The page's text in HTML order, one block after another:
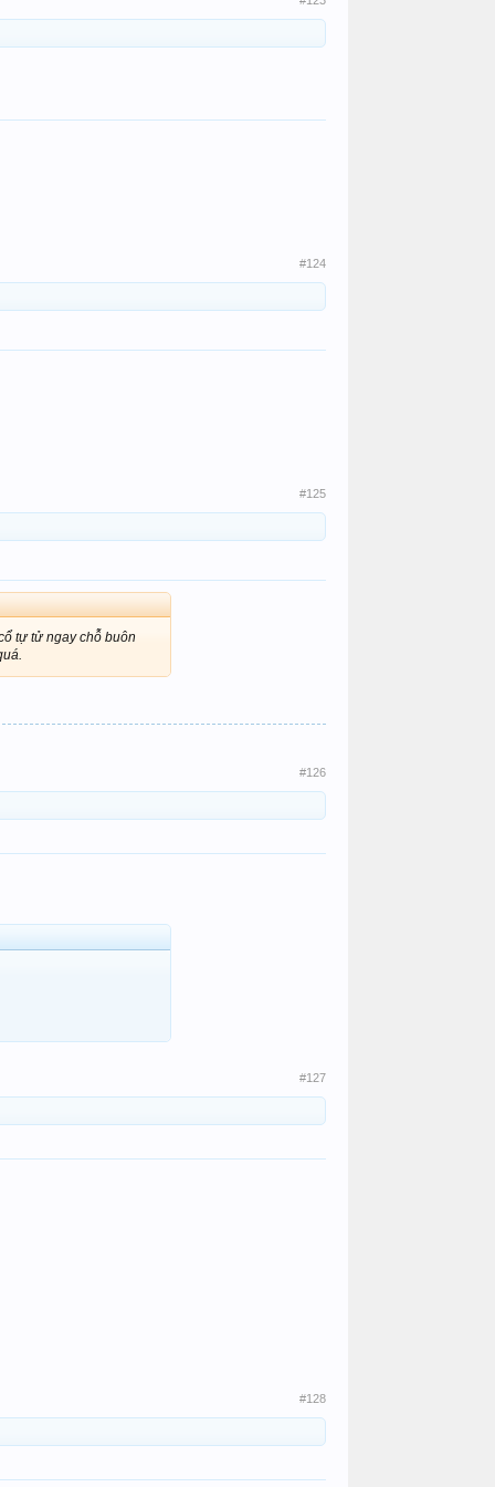
#124
#125
tự tử ngay chỗ buôn
#126
#127
#128